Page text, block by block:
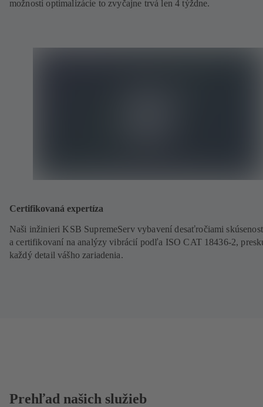
možností optimalizácie to zvyčajne trvá len 4 týždne.
Certifikovaná expertíza
Naši inžinieri KSB SupremeServ vybavení desaťročiami
a certifikovaní na analýzy vibrácií podľa ISO CAT 18436-2,
každý detail vášho zariadenia.
Prehľad našich služieb